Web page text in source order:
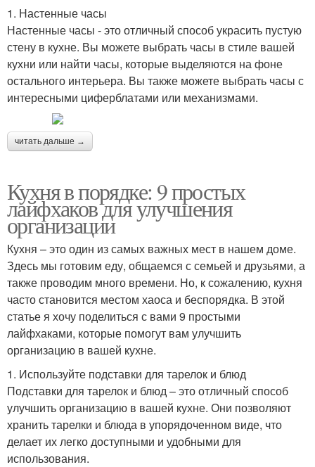
1. Настенные часы
Настенные часы - это отличный способ украсить пустую
стену в кухне. Вы можете выбрать часы в стиле вашей
кухни или найти часы, которые выделяются на фоне
остального интерьера. Вы также можете выбрать часы с
интересными циферблатами или механизмами.
читать дальше →
Кухня в порядке: 9 простых
лайфхаков для улучшения
организации
Кухня – это один из самых важных мест в нашем доме.
Здесь мы готовим еду, общаемся с семьей и друзьями, а
также проводим много времени. Но, к сожалению, кухня
часто становится местом хаоса и беспорядка. В этой
статье я хочу поделиться с вами 9 простыми
лайфхаками, которые помогут вам улучшить
организацию в вашей кухне.
1. Используйте подставки для тарелок и блюд
Подставки для тарелок и блюд – это отличный способ
улучшить организацию в вашей кухне. Они позволяют
хранить тарелки и блюда в упорядоченном виде, что
делает их легко доступными и удобными для
использования.